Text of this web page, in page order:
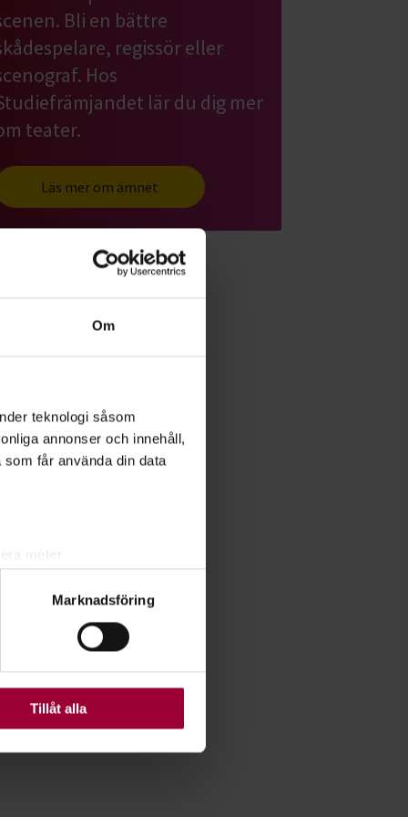
Om
teknologi såsom
annonser och innehåll,
får använda din data
. Du kan ändra
Vissa kakor är
Marknadsföring
Tillåt alla
Bli en bättre
regissör eller
Hos
lär du dig mer
teater.
Läs mer om ämnet